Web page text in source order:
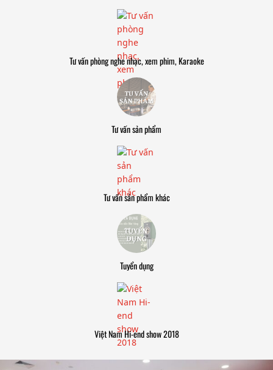
Tư vấn phòng nghe nhạc, xem phim, Karaoke
Tư vấn sản phẩm
Tư vấn sản phẩm khác
Tuyển dụng
Việt Nam Hi-end show 2018